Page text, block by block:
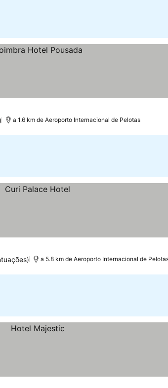
a 1.6 km de Aeroporto Internacional de Pelotas
a 5.8 km de Aeroporto Internacional de